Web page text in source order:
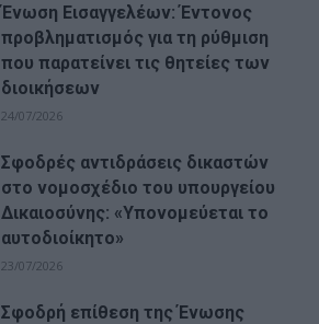
Ένωση Εισαγγελέων: Έντονος
προβληματισμός για τη ρύθμιση
που παρατείνει τις θητείες των
διοικήσεων
24/07/2026
Σφοδρές αντιδράσεις δικαστών
στο νομοσχέδιο του υπουργείου
Δικαιοσύνης: «Υπονομεύεται το
αυτοδιοίκητο»
23/07/2026
Σφοδρή επίθεση της Ένωσης